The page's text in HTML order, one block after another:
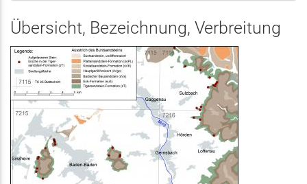
Übersicht, Bezeichnung, Verbreitung